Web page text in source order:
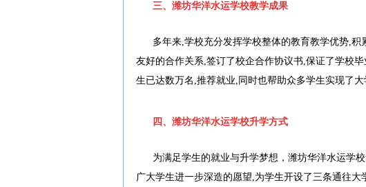
三、潍坊华洋水运学校教学成果
多年来,学校充分发挥学校整体的教育教学优势,
友好的合作关系,签订了校企合作协议书,保证了学校
生已达数万名,推荐就业,同时也帮助众多学生实现了大
四、潍坊华洋水运学校升学方式
为满足学生的就业与升学梦想，潍坊华洋水运学
广大学生进一步深造的愿望,为学生开设了三条通往大